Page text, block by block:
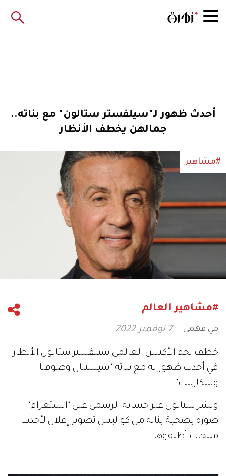
أحدث ظهور لـ"سيلفستر ستالون" مع بناته..
جمالهن يخطف الأنظار
#مشاهير
#مشاهير العالم
مي فهمي 7 نوفمبر 2022
خطف نجم الأكشن العالمي سيلفستر ستالون الأنظار
في أحدث ظهور له مع بناته "سيستيان وصوفيا
وسكارليت".
ونشر ستالون عبر حسابه الرسمي على "إنستغرام"
صورة بصحبة بناته من كواليس تصوير إعلان لأحدث
منتجات أطلقوها.